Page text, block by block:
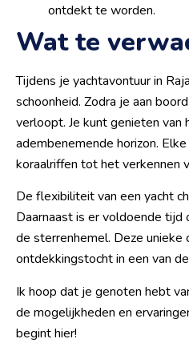
ontdekt te worden.
Wat te
Tijdens je yachtavontuur in
schoonheid. Zodra je aan
verloopt. Je kunt genieten
adembenemende horizon.
koraalriffen tot het verkennen
De flexibiliteit van een yacht
Daarnaast is er voldoende
de sterrenhemel. Deze
ontdekkingstocht in een van
Ik hoop dat je genoten hebt
de mogelijkheden en
begint hier!